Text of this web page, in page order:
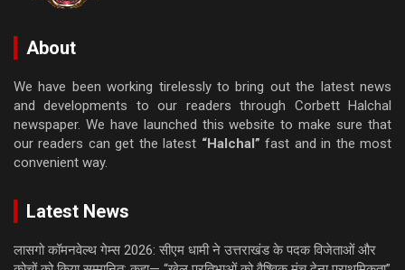
About
We have been working tirelessly to bring out the latest news
and developments to our readers through Corbett Halchal
newspaper. We have launched this website to make sure that
our readers can get the latest “Halchal” fast and in the most
convenient way.
Latest News
लासगो कॉमनवेल्थ गेम्स 2026: सीएम धामी ने उत्तराखंड के पदक विजेताओं और